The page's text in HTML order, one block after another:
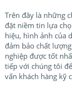
Trên đây là những
đặt niềm tin lựa
hiệu, hình ảnh của
đảm bảo chất
nghiệp được tốt
tiếp với chúng tôi
vấn khách hàng kỹ